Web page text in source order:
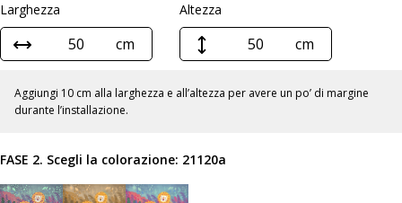
Larghezza
cm
Altezza
cm
Aggiungi 10 cm alla larghezza e all’altezza per avere un po’ di margine
durante l’installazione.
FASE 2. Scegli la colorazione: 21120a